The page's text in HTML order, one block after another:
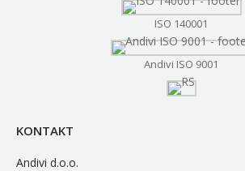
ISO 140001
Andivi ISO 9001
KONTAKT
Andivi d.o.o.